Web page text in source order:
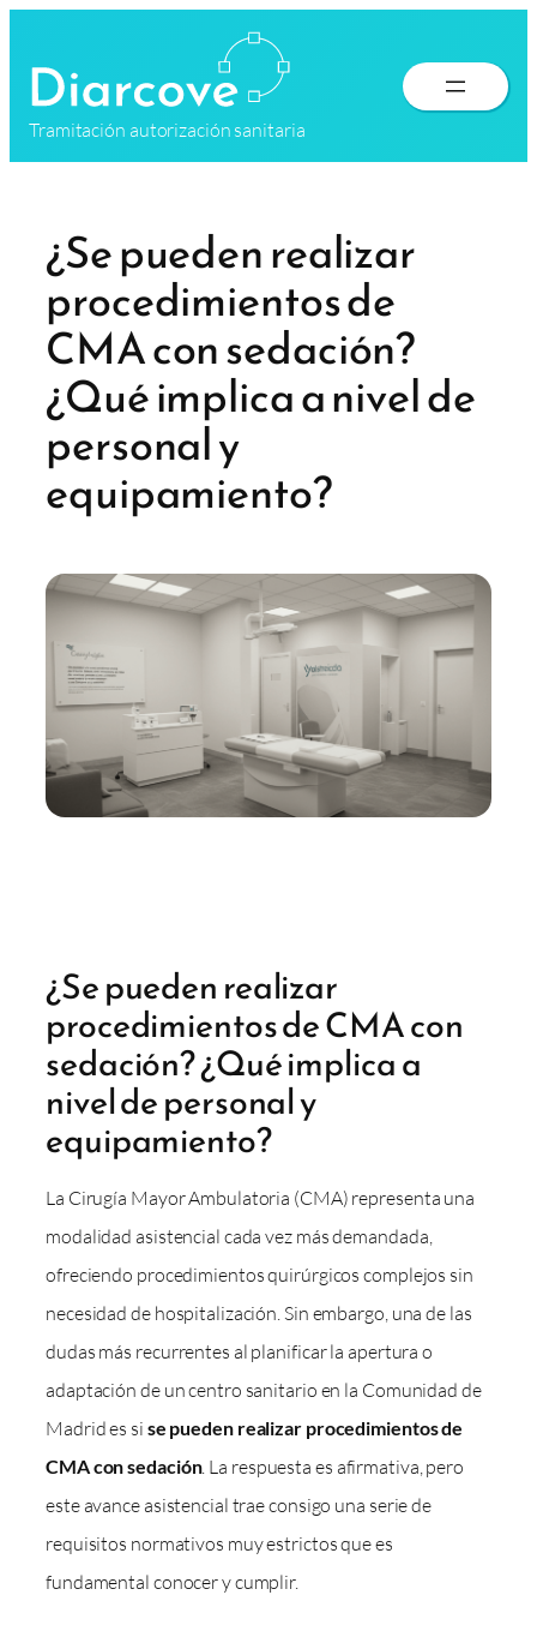
contenido
Tramitación autorización sanitaria
¿Se pueden realizar
procedimientos de
CMA con sedación?
¿Qué implica a nivel de
personal y
equipamiento?
¿Se pueden realizar
procedimientos de CMA con
sedación? ¿Qué implica a
nivel de personal y
equipamiento?
La Cirugía Mayor Ambulatoria (CMA) representa una
modalidad asistencial cada vez más demandada,
ofreciendo procedimientos quirúrgicos complejos sin
necesidad de hospitalización. Sin embargo, una de las
dudas más recurrentes al planificar la apertura o
adaptación de un centro sanitario en la Comunidad de
Madrid es si se pueden realizar procedimientos de
CMA con sedación. La respuesta es afirmativa, pero
este avance asistencial trae consigo una serie de
requisitos normativos muy estrictos que es
fundamental conocer y cumplir.